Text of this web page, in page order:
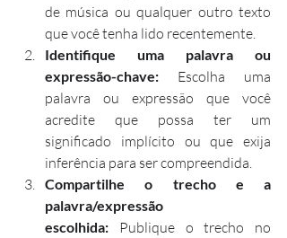
de música ou qualquer outro texto
que você tenha lido recentemente.
Identifique uma palavra ou
expressão-chave: Escolha uma
palavra ou expressão que você
acredite que possa ter um
significado implícito ou que exija
inferência para ser compreendida.
Compartilhe o trecho e a
palavra/expressão
escolhida: Publique o trecho no